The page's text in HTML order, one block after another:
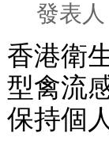
發表人
香港衛
型禽流
保持個